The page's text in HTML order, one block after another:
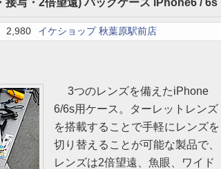
写・2倍望遠) バックケース iPhone6 / 6s
2,980 イケショップ 秋葉原駅前店
3つのレンズを備えたiPhone
6/6s用ケース。ターレットレンズ
を搭載することで手軽にレンズを
切り替えることが可能な製品で、
レンズは2倍望遠、魚眼、ワイド